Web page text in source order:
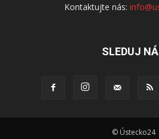
Kontaktujte nás:
SLEDUJ
© Ústecko24